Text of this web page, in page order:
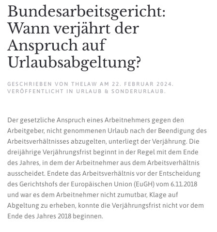
Bundesarbeitsgericht:
Wann verjährt der
Anspruch auf
Urlaubsabgeltung?
GESCHRIEBEN VON THELAW AM 22. FEBRUAR 2024 .
VERÖFFENTLICHT IN URLAUB & SONDERURLAUB .
Der gesetzliche Anspruch eines Arbeitnehmers gegen den
Arbeitgeber, nicht genommenen Urlaub nach der Beendigung des
Arbeitsverhältnisses abzugelten, unterliegt der Verjährung. Die
dreijährige Verjährungsfrist beginnt in der Regel mit dem Ende
des Jahres, in dem der Arbeitnehmer aus dem Arbeitsverhältnis
ausscheidet. Endete das Arbeitsverhältnis vor der Entscheidung
des Gerichtshofs der Europäischen Union (EuGH) vom 6.11.2018
und war es dem Arbeitnehmer nicht zumutbar, Klage auf
Abgeltung zu erheben, konnte die Verjährungsfrist nicht vor dem
Ende des Jahres 2018 beginnen.